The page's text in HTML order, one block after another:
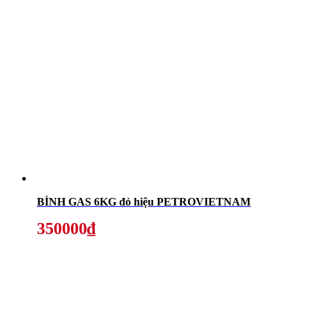
BÌNH GAS 6KG đỏ hiệu PETROVIETNAM
350000₫